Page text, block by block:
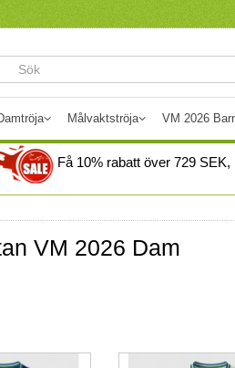
Målvaktströja VM 2026
Få 10%rabatt över 729SEK,
VM 2026 Dam